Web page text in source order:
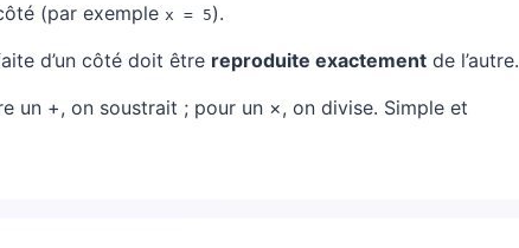
(par exemple x = 5).
d’un côté doit être reproduite exactement de l’autre.
un +, on soustrait ; pour un ×, on divise. Simple et